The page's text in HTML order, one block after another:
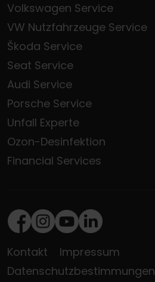
Volkswagen Service
VW Nutzfahrzeuge Service
Škoda Service
Seat Service
Audi Service
Porsche Service
Unfall Experte
Ozon-Desinfektion
Financial Services
Facebook
Instagram
Youtube
LinkedIn
Kontakt
Impressum
Datenschutzbestimmungen